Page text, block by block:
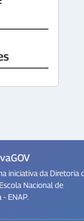
iniciativa da Diretoria
Nacional de
ENAP.